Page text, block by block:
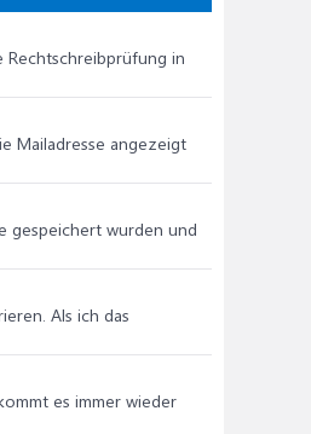
Rechtschreibprüfung in
Mailadresse angezeigt
gespeichert wurden und
Als ich das
es immer wieder